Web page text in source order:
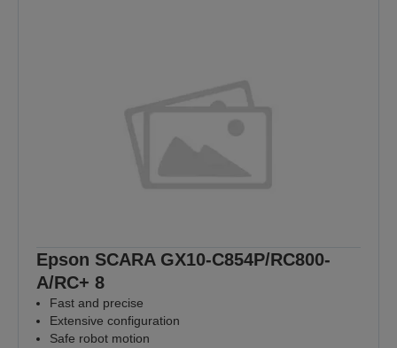
Epson SCARA GX10-C854P/RC800-
A/RC+ 8
Fast and precise
Extensive configuration
Safe robot motion